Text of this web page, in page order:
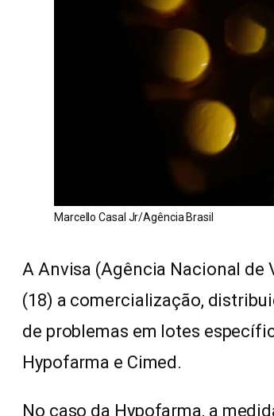
Marcello Casal Jr/Agência Brasil
A Anvisa (Agência Nacional
(18) a comercialização,
de problemas em lotes
Hypofarma e Cimed.
No caso da Hypofarma, a